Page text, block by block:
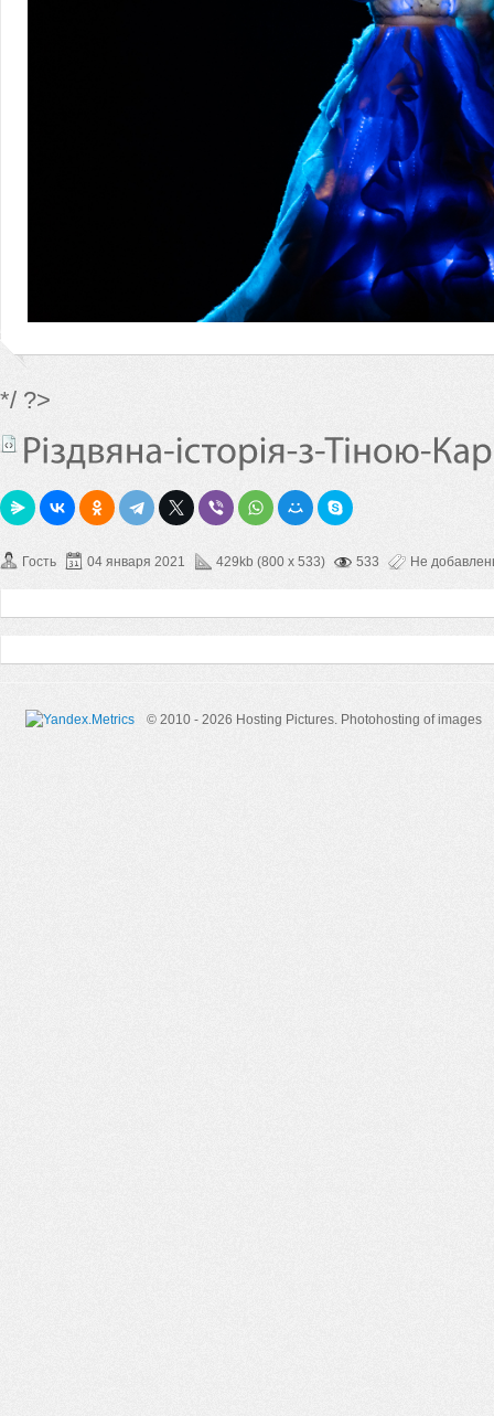
*/ ?>
Гость 04 января 2021 429kb (800 x 533) 533 Не
© 2010 - 2026 Hosting Pictures. Photohosting of images